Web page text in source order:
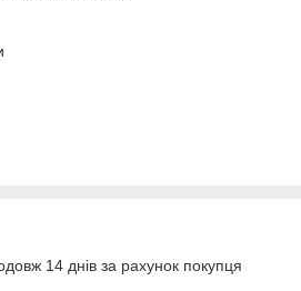
14 днів за рахунок покупця